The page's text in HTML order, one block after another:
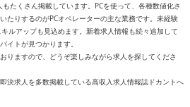
たくさん掲載しています。PCを使って、各種数値化さ
たりするのがPCオペレーターの主な業務です。未経験
ルアップも見込めます。新着求人情報も続々追加して
イトが見つかります。
りますので、どうぞ楽しみながら求人を探してくださ
決求人を多数掲載している高収入求人情報誌ドカントへ